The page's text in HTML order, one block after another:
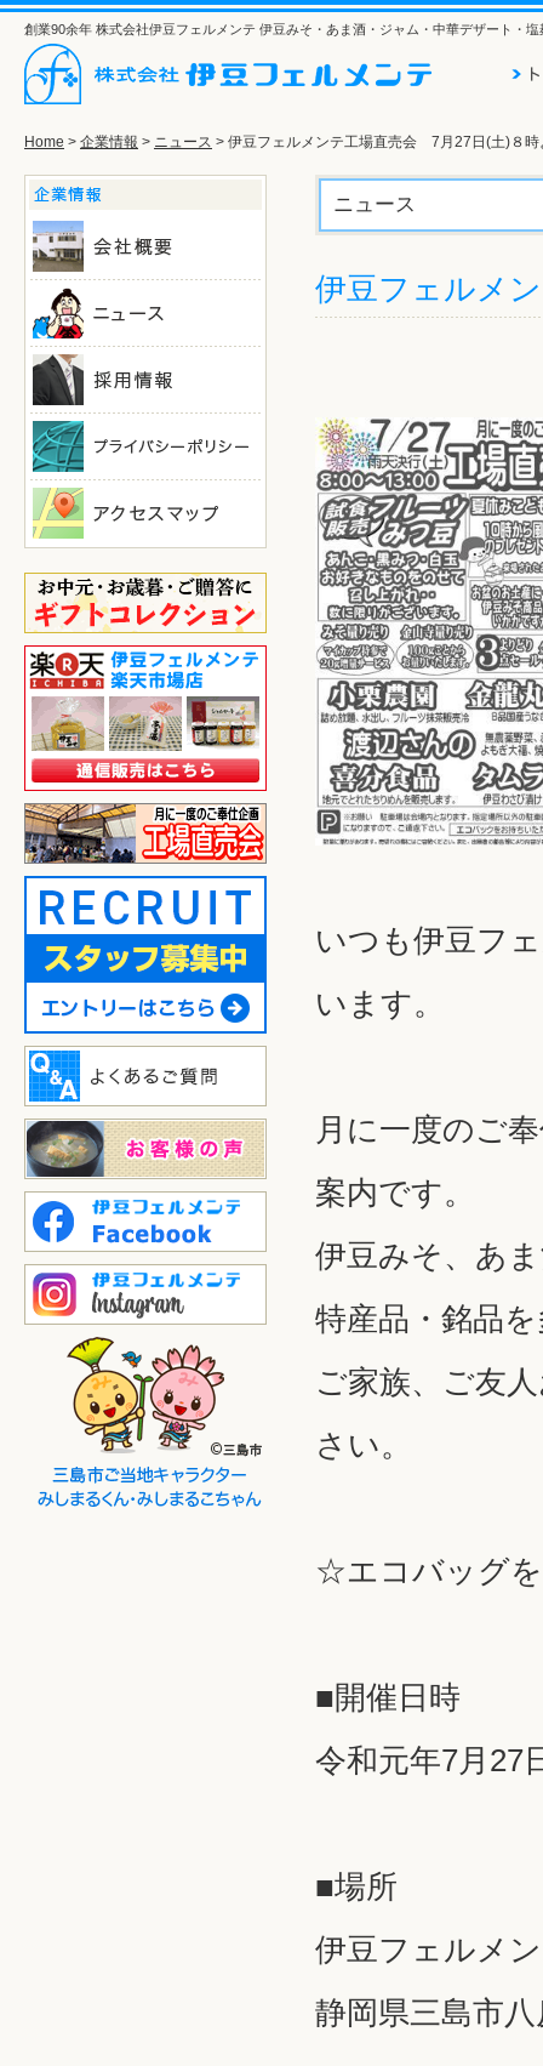
創業90余年 株式会社伊豆フェルメンテ 伊豆みそ・あま酒・ジャム・中華デザート・
Home > 企業情報 > ニュース > 伊豆フェルメンテ工場直売会 7月27日(土)８時
ニュース
伊豆フェルメ
いつも伊豆フ
います。
月に一度のご
案内です。
伊豆みそ、あ
特産品・銘品
ご家族、ご友
さい。
☆エコバッグ
■開催日時
令和元年7月27
■場所
伊豆フェルメ
静岡県三島市